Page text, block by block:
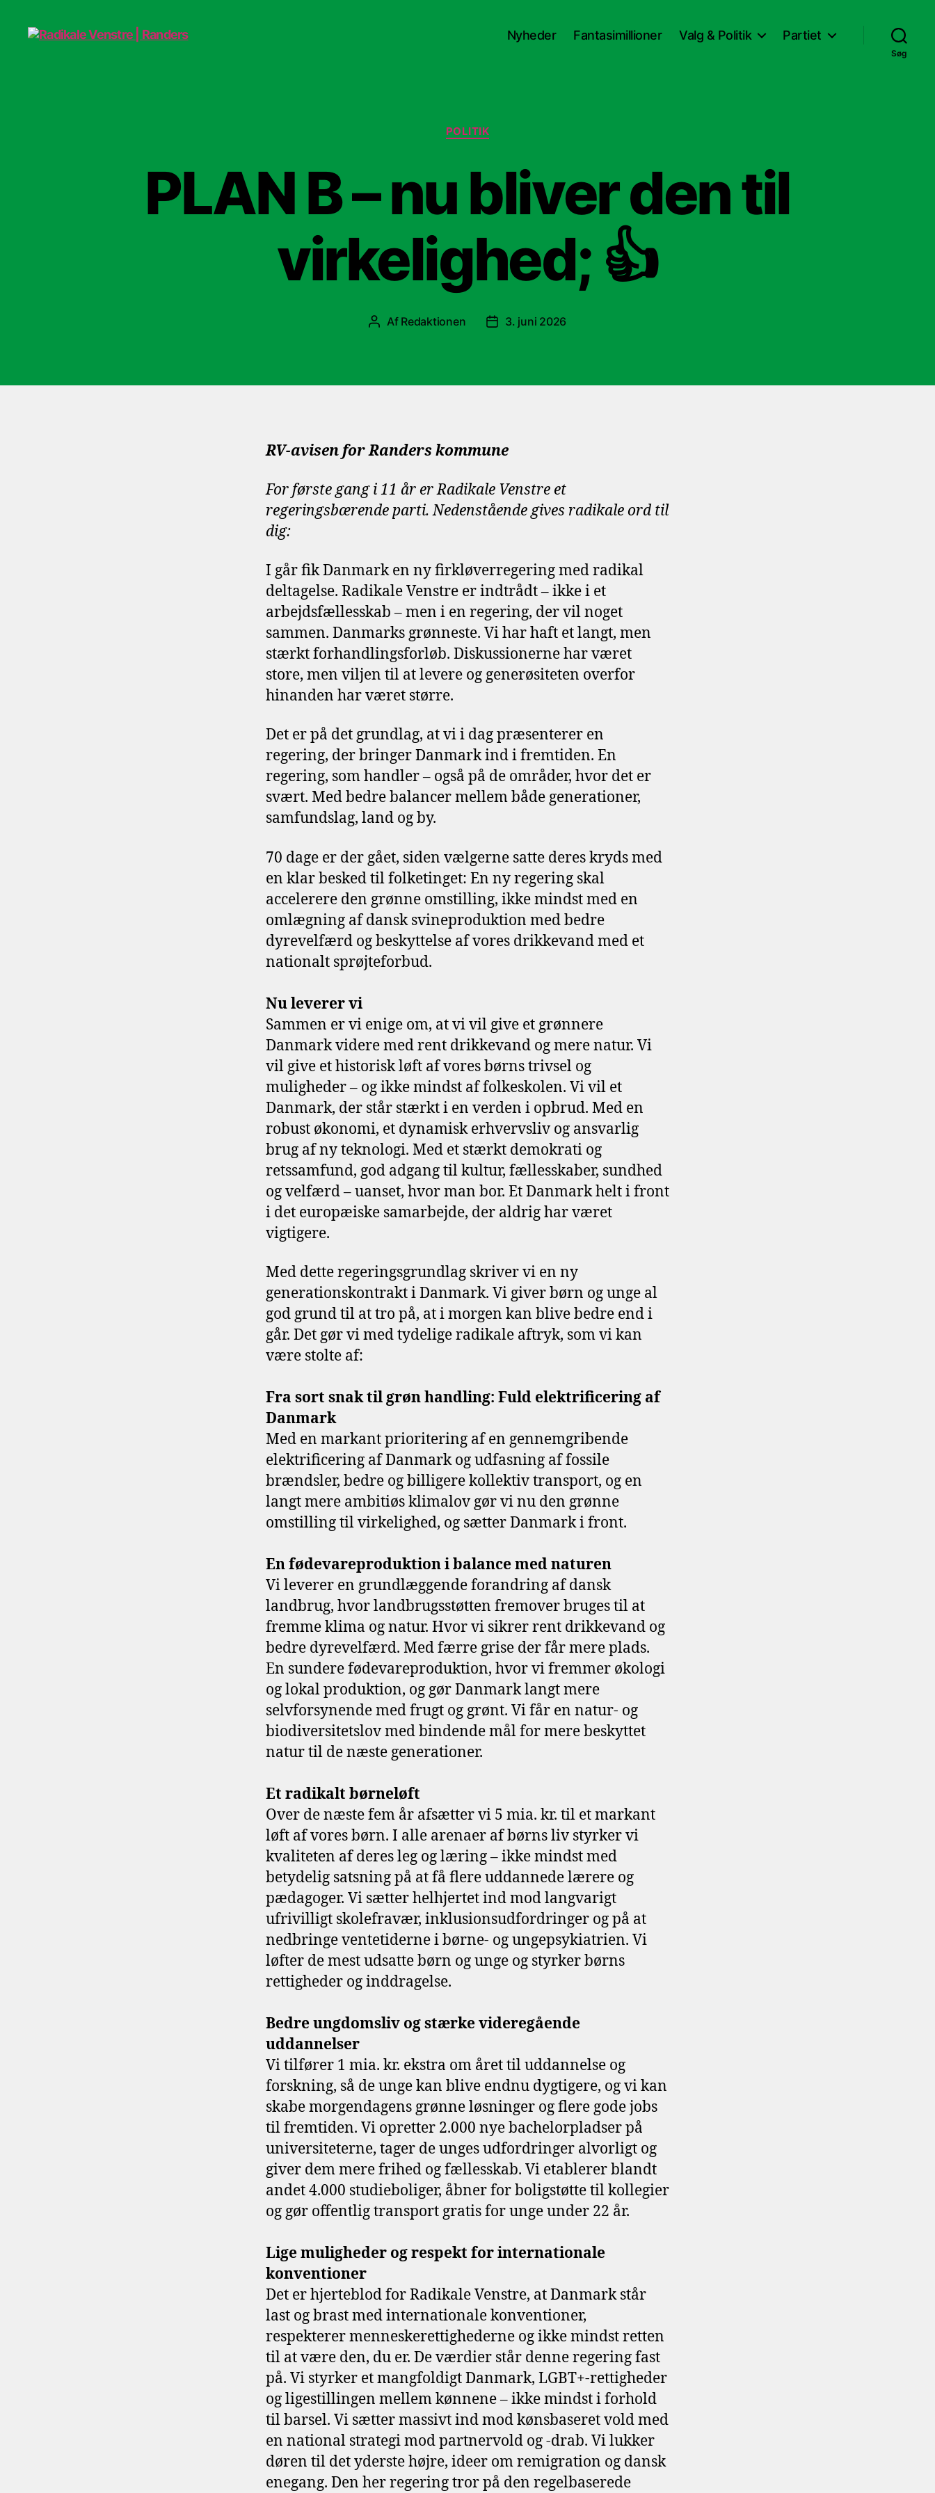
Nyheder Fantasimillioner Valg & Politik Partiet
Søg
Kategorier
POLITIK
PLAN B – nu bliver den til
virkelighed; 👍
Indlægsforfatter
Af Redaktionen Indlægsdato
3. juni 2026
RV-avisen for Randers kommune
For første gang i 11 år er Radikale Venstre et
regeringsbærende parti. Nedenstående gives radikale ord til
dig:
I går fik Danmark en ny firkløverregering med radikal
deltagelse. Radikale Venstre er indtrådt – ikke i et
arbejdsfællesskab – men i en regering, der vil noget
sammen. Danmarks grønneste. Vi har haft et langt, men
stærkt forhandlingsforløb. Diskussionerne har været
store, men viljen til at levere og generøsiteten overfor
hinanden har været større.
Det er på det grundlag, at vi i dag præsenterer en
regering, der bringer Danmark ind i fremtiden. En
regering, som handler – også på de områder, hvor det er
svært. Med bedre balancer mellem både generationer,
samfundslag, land og by.
70 dage er der gået, siden vælgerne satte deres kryds med
en klar besked til folketinget: En ny regering skal
accelerere den grønne omstilling, ikke mindst med en
omlægning af dansk svineproduktion med bedre
dyrevelfærd og beskyttelse af vores drikkevand med et
nationalt sprøjteforbud.
Nu leverer vi
Sammen er vi enige om, at vi vil give et grønnere
Danmark videre med rent drikkevand og mere natur. Vi
vil give et historisk løft af vores børns trivsel og
muligheder – og ikke mindst af folkeskolen. Vi vil et
Danmark, der står stærkt i en verden i opbrud. Med en
robust økonomi, et dynamisk erhvervsliv og ansvarlig
brug af ny teknologi. Med et stærkt demokrati og
retssamfund, god adgang til kultur, fællesskaber, sundhed
og velfærd – uanset, hvor man bor. Et Danmark helt i front
i det europæiske samarbejde, der aldrig har været
vigtigere.
Med dette regeringsgrundlag skriver vi en ny
generationskontrakt i Danmark. Vi giver børn og unge al
god grund til at tro på, at i morgen kan blive bedre end i
går. Det gør vi med tydelige radikale aftryk, som vi kan
være stolte af:
Fra sort snak til grøn handling: Fuld elektrificering af
Danmark
Med en markant prioritering af en gennemgribende
elektrificering af Danmark og udfasning af fossile
brændsler, bedre og billigere kollektiv transport, og en
langt mere ambitiøs klimalov gør vi nu den grønne
omstilling til virkelighed, og sætter Danmark i front.
En fødevareproduktion i balance med naturen
Vi leverer en grundlæggende forandring af dansk
landbrug, hvor landbrugsstøtten fremover bruges til at
fremme klima og natur. Hvor vi sikrer rent drikkevand og
bedre dyrevelfærd. Med færre grise der får mere plads.
En sundere fødevareproduktion, hvor vi fremmer økologi
og lokal produktion, og gør Danmark langt mere
selvforsynende med frugt og grønt. Vi får en natur- og
biodiversitetslov med bindende mål for mere beskyttet
natur til de næste generationer.
Et radikalt børneløft
Over de næste fem år afsætter vi 5 mia. kr. til et markant
løft af vores børn. I alle arenaer af børns liv styrker vi
kvaliteten af deres leg og læring – ikke mindst med
betydelig satsning på at få flere uddannede lærere og
pædagoger. Vi sætter helhjertet ind mod langvarigt
ufrivilligt skolefravær, inklusionsudfordringer og på at
nedbringe ventetiderne i børne- og ungepsykiatrien. Vi
løfter de mest udsatte børn og unge og styrker børns
rettigheder og inddragelse.
Bedre ungdomsliv og stærke videregående
uddannelser
Vi tilfører 1 mia. kr. ekstra om året til uddannelse og
forskning, så de unge kan blive endnu dygtigere, og vi kan
skabe morgendagens grønne løsninger og flere gode jobs
til fremtiden. Vi opretter 2.000 nye bachelorpladser på
universiteterne, tager de unges udfordringer alvorligt og
giver dem mere frihed og fællesskab. Vi etablerer blandt
andet 4.000 studieboliger, åbner for boligstøtte til kollegier
og gør offentlig transport gratis for unge under 22 år.
Lige muligheder og respekt for internationale
konventioner
Det er hjerteblod for Radikale Venstre, at Danmark står
last og brast med internationale konventioner,
respekterer menneskerettighederne og ikke mindst retten
til at være den, du er. De værdier står denne regering fast
på. Vi styrker et mangfoldigt Danmark, LGBT+-rettigheder
og ligestillingen mellem kønnene – ikke mindst i forhold
til barsel. Vi sætter massivt ind mod kønsbaseret vold med
en national strategi mod partnervold og -drab. Vi lukker
døren til det yderste højre, ideer om remigration og dansk
enegang. Den her regering tror på den regelbaserede